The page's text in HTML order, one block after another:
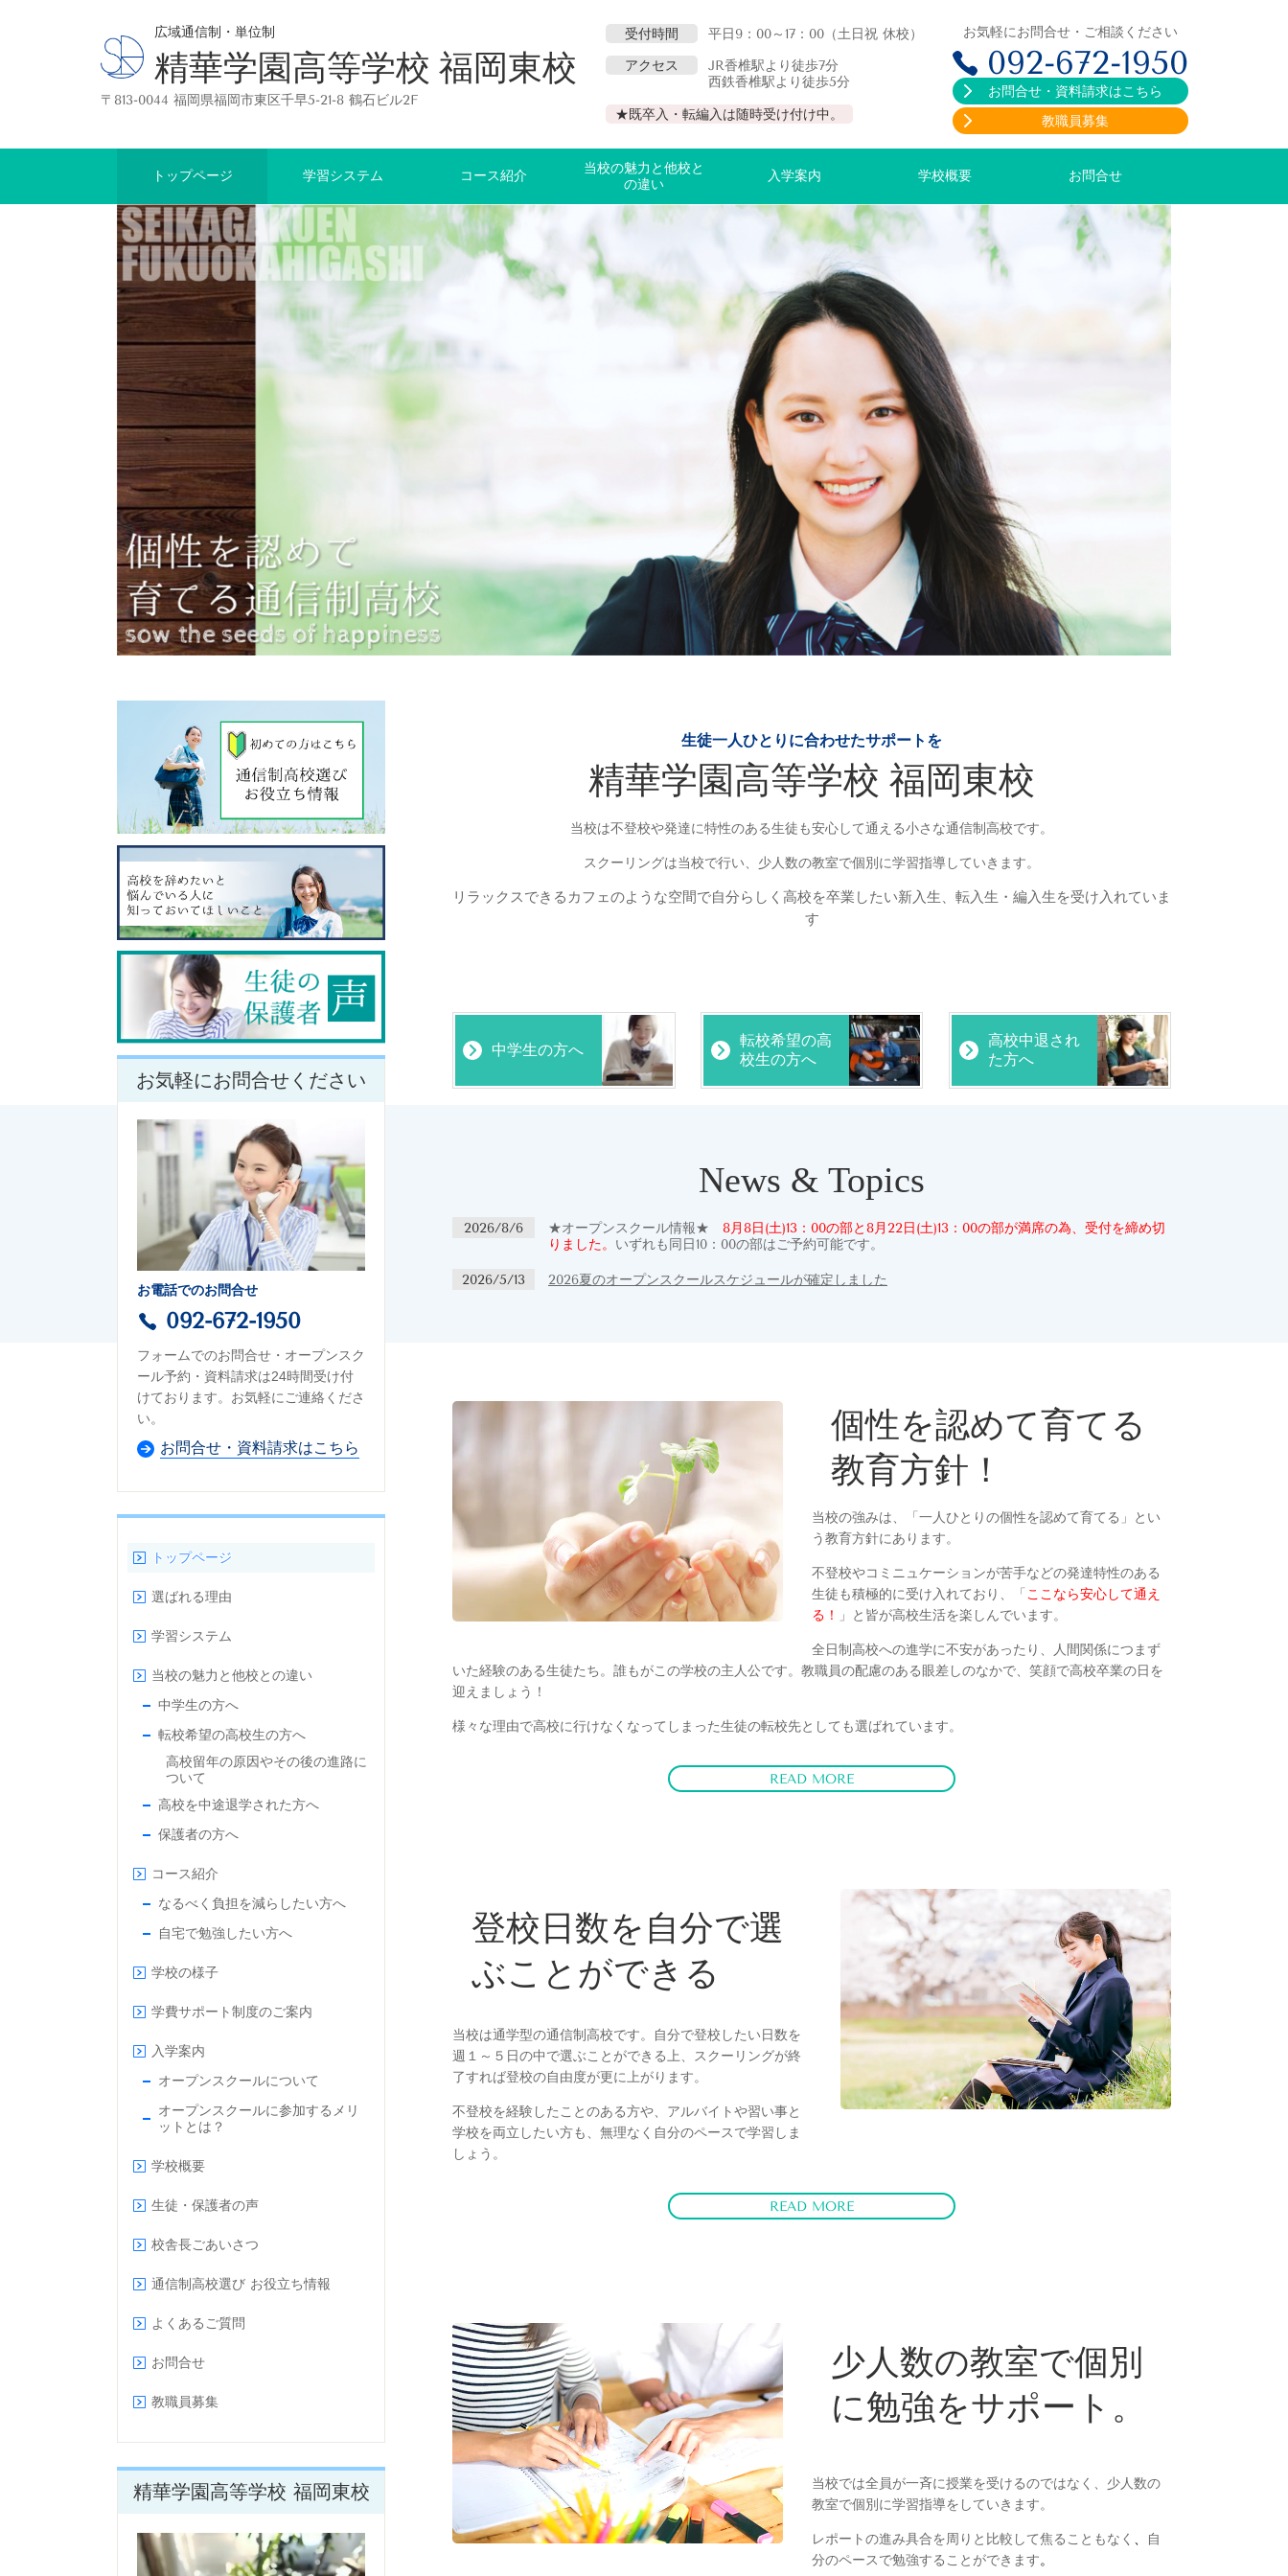
広域通信制・単位制
精華学園高等学校 福岡東校
〒813-0044 福岡県福岡市東区千早5-21-8 鶴石ビル2F
受付時間
平日9：00～17：00（土日祝 休校）
アクセス
JR香椎駅より徒歩7分
西鉄香椎駅より徒歩5分
★既卒入・転編入は随時受け付け中。
お気軽にお問合せ・ご相談ください
092-672-1950
お問合せ・資料請求はこちら
教職員募集
トップページ 学習システム コース紹介
当校の魅力と他校と
の違い
入学案内 学校概要 お問合せ
生徒一人ひとりに合わせたサポートを
精華学園高等学校 福岡東校
当校は不登校や発達に特性のある生徒も安心して通える小さな通信制高校です。
スクーリングは当校で行い、少人数の教室で個別に学習指導していきます。
リラックスできるカフェのような空間で自分らしく 高校を卒業したい新入生
転入生・編入生を受け入れていま
す
中学生の方へ
転校希望の高
校生の方へ
高校中退され
た方へ
News & Topics
2026/8/6 ★オープンスクール情報★ 8月8日(土)13：00の部と8月22日(土)13：00の部が満席の為、受付を締め切
りました。 いずれも同日10：00の部はご予約可能です。
2026/5/13 2026夏のオープンスクールスケジュールが確定しました
個性を認めて育てる
教育方針！
当校の強みは、「一人ひとりの個性を認めて育てる」とい
う教育方針にあります。
不登校やコミニュケーションが苦手などの発達特性のある
生徒も積極的に受け入れており、「 ここなら安心して通え
る！
」と皆が高校生活を楽しんでいます。
全日制高校への進学に不安があったり、人間関係につまず
いた経験のある生徒たち。誰もがこの学校の主人公です。教職員の配慮のある眼差しのなかで、笑顔で高校卒業の日を
迎えましょう！
様々な理由で高校に行けなくなってしまった生徒の転校先としても選ばれています。
READ MORE
登校日数を自分で選
ぶことができる
当校は通学型の通信制高校です。自分で登校したい日数を
週１～５日の中で選ぶことができる上、スクーリングが終
了すれば登校の自由度が更に上がります。
不登校を経験したことのある方や、アルバイトや習い事と
学校を両立したい方も、無理なく自分のペースで学習しま
しょう。
READ MORE
少人数の教室で個別
に勉強をサポート。
当校では全員が一斉に授業を受けるのではなく、少人数の
教室で個別に学習指導をしていきます。
レポートの進み具合を周りと比較して焦ることもなく
自
分のペースで勉強することができます。
お気軽にお問合せください
お電話でのお問合せ
092-672-1950
フォームでのお問合せ・オープンスク
ール予約・資料請求は24時間受け付
けております。お気軽にご連絡くださ
い。
お問合せ・資料請求はこちら
トップページ
選ばれる理由
学習システム
当校の魅力と他校との違い
中学生の方へ
転校希望の高校生の方へ
高校留年の原因やその後の進路に
ついて
高校を中途退学された方へ
保護者の方へ
コース紹介
なるべく負担を減らしたい方へ
自宅で勉強したい方へ
学校の様子
学費サポート制度のご案内
入学案内
オープンスクールについて
オープンスクールに参加するメリ
ットとは？
学校概要
生徒・保護者の声
校舎長ごあいさつ
通信制高校選び お役立ち情報
よくあるご質問
お問合せ
教職員募集
精華学園高等学校 福岡東校